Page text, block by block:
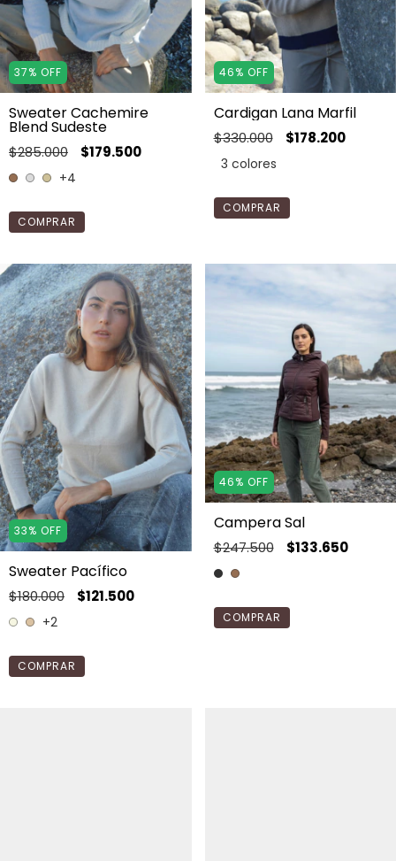
37% OFF
Sweater Cachemire
Blend Sudeste
$285.000 $179.500
+4
COMPRAR
46% OFF
Cardigan Lana Marfil
$330.000 $178.200
3 colores
COMPRAR
33% OFF
Sweater Pacífico
$180.000 $121.500
+2
COMPRAR
46% OFF
Campera Sal
$247.500 $133.650
COMPRAR